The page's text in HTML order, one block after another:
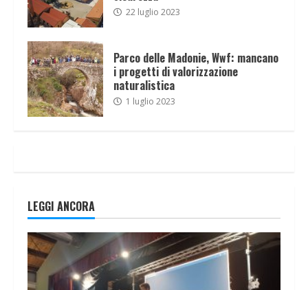
22 luglio 2023
Parco delle Madonie, Wwf: mancano
i progetti di valorizzazione
naturalistica
1 luglio 2023
LEGGI ANCORA